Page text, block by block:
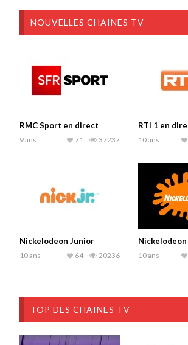
NOUVELLES CHAINES TV
RMC Sport en direct
9 ans 37237
71
RTI 1 en
10 ans
Nickelodeon Junior
10 ans 20236
64 10 ans
TOP DES CHAINES TV